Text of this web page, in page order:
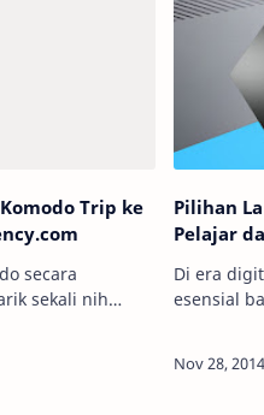
Trip ke
secara
sekali nih
Pilihan
Pelajar
Di era
esensial